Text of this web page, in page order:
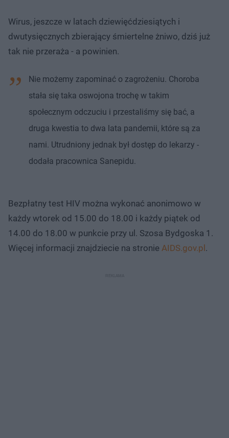
Wirus, jeszcze w latach dziewięćdziesiątych i
dwutysięcznych zbierający śmiertelne żniwo, dziś już
tak nie przeraża - a powinien.
Nie możemy zapominać o zagrożeniu. Choroba
stała się taka oswojona trochę w takim
społecznym odczuciu i przestaliśmy się bać, a
druga kwestia to dwa lata pandemii, które są za
nami. Utrudniony jednak był dostęp do lekarzy -
dodała pracownica Sanepidu.
Bezpłatny test HIV można wykonać anonimowo w
każdy wtorek od 15.00 do 18.00 i każdy piątek od
14.00 do 18.00 w punkcie przy ul. Szosa Bydgoska 1.
Więcej informacji znajdziecie na stronie AIDS.gov.pl.